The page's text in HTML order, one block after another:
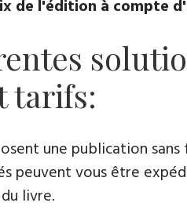
de l'édition à compte
tarifs:
une publication sans
peuvent vous être
livre.